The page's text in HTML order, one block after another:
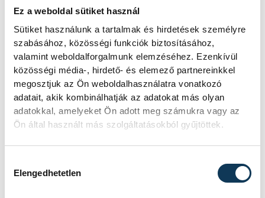
Ez a weboldal sütiket használ
Sütiket használunk a tartalmak és hirdetések személyre
szabásához, közösségi funkciók biztosításához,
valamint weboldalforgalmunk elemzéséhez. Ezenkívül
közösségi média-, hirdető- és elemező partnereinkkel
megosztjuk az Ön weboldalhasználatra vonatkozó
adatait, akik kombinálhatják az adatokat más olyan
adatokkal, amelyeket Ön adott meg számukra vagy az
Ön által használt más szolgáltatásokból gyűjtöttek.
Elengedhetetlen
Káel Csaba
A szombatig tartó filmszemlén három
városban (Veszprém, Balatonalmádi,
Balatonfüred), köztük a megyeszékhely
számos helyszínén (Foton, Expresszó,
Hangvilla, História-kert, Agóra, Várbörtön)